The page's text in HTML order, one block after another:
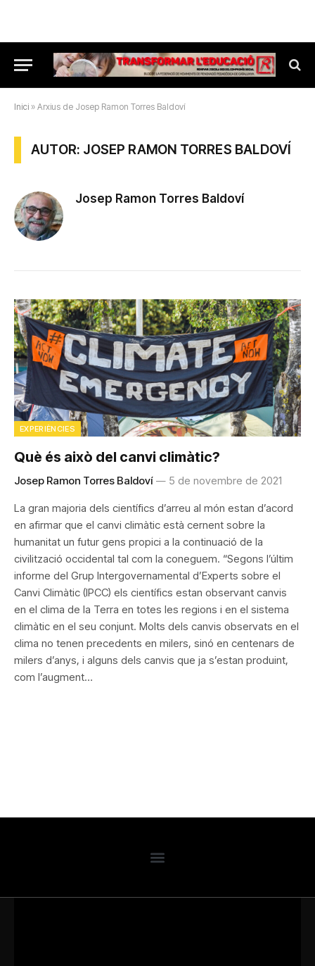
Inici » Arxius de Josep Ramon Torres Baldoví
AUTOR: JOSEP RAMON TORRES BALDOVÍ
Josep Ramon Torres Baldoví
EXPERIÈNCIES
Què és això del canvi climàtic?
Josep Ramon Torres Baldoví 5 de novembre de 2021
La gran majoria dels científics d’arreu al món estan d’acord
en afirmar que el canvi climàtic està cernent sobre la
humanitat un futur gens propici a la continuació de la
civilització occidental tal com la coneguem. “Segons l’últim
informe del Grup Intergovernamental d’Experts sobre el
Canvi Climàtic (IPCC) els científics estan observant canvis
en el clima de la Terra en totes les regions i en el sistema
climàtic en el seu conjunt. Molts dels canvis observats en el
clima no tenen precedents en milers, sinó en centenars de
milers d’anys, i alguns dels canvis que ja s’estan produint,
com l’augment…